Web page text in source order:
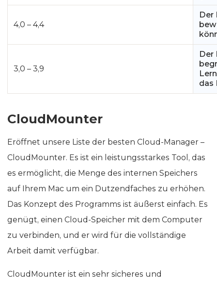
4,0 – 4,4
Der
3,0 – 3,9
Der
das
CloudMounter
Eröffnet unsere Liste der besten Cloud-Manager –
CloudMounter. Es ist ein leistungsstarkes Tool, das
es ermöglicht, die Menge des internen Speichers
auf Ihrem Mac um ein Dutzendfaches zu erhöhen.
Das Konzept des Programms ist äußerst einfach. Es
genügt, einen Cloud-Speicher mit dem Computer
zu verbinden, und er wird für die vollständige
Arbeit damit verfügbar.
CloudMounter ist ein sehr sicheres und